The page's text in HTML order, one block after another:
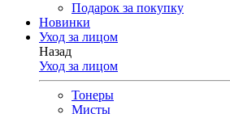
Подарок за покупку
Новинки
Уход за лицом
Назад
Уход за лицом
Тонеры
Мисты